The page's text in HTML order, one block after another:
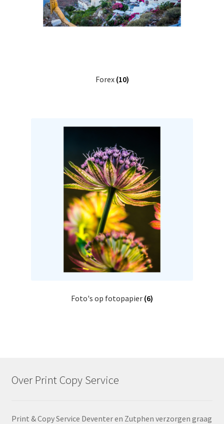
Forex (10)
Foto's op fotopapier (6)
Over Print Copy Service
Print & Copy Service Deventer en Zutphen verzorgen graag